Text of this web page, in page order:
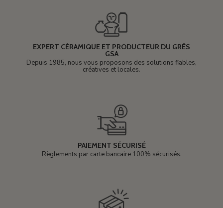
EXPERT CÉRAMIQUE ET PRODUCTEUR DU GRÈS
GSA
Depuis 1985, nous vous proposons des solutions fiables,
créatives et locales.
PAIEMENT SÉCURISÉ
Règlements par carte bancaire 100% sécurisés.